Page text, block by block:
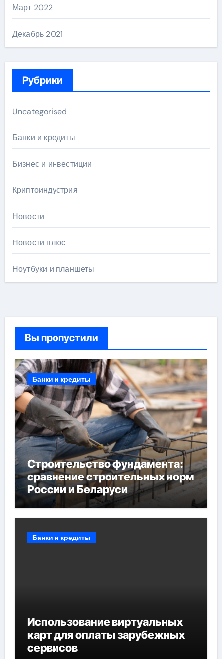
Март 2022
Декабрь 2021
Рубрики
Uncategorised
Банки и кредиты
Бизнес и инвестиции
Криптоиндустрия
Новости
Новости плюс
Ноутбуки и планшеты
Вы пропустили
Банки и кредиты
Строительство фундамента:
сравнение строительных норм
России и Беларуси
Банки и кредиты
Использование виртуальных
карт для оплаты зарубежных
сервисов